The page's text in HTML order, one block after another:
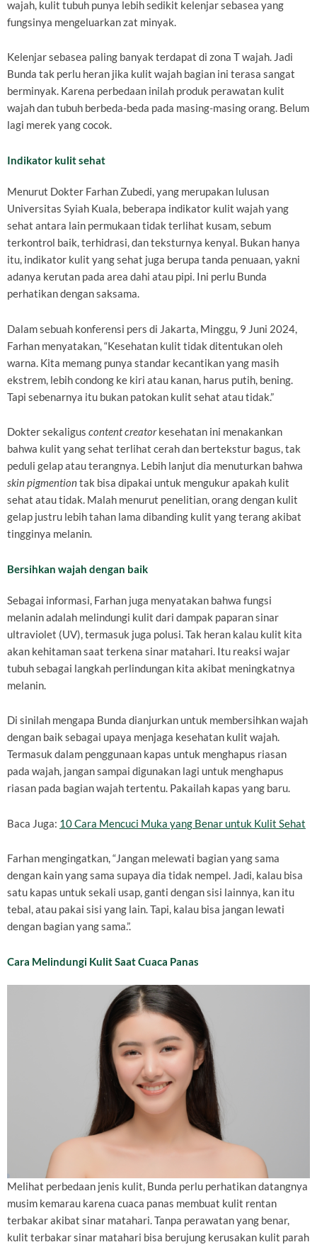
wajah, kulit tubuh punya lebih sedikit kelenjar sebasea yang
fungsinya mengeluarkan zat minyak.
Kelenjar sebasea paling banyak terdapat di zona T wajah. Jadi
Bunda tak perlu heran jika kulit wajah bagian ini terasa sangat
berminyak. Karena perbedaan inilah produk perawatan kulit
wajah dan tubuh berbeda-beda pada masing-masing orang. Belum
lagi merek yang cocok.
Indikator kulit sehat
Menurut Dokter Farhan Zubedi, yang merupakan lulusan
Universitas Syiah Kuala, beberapa indikator kulit wajah yang
sehat antara lain permukaan tidak terlihat kusam, sebum
terkontrol baik, terhidrasi, dan teksturnya kenyal. Bukan hanya
itu, indikator kulit yang sehat juga berupa tanda penuaan, yakni
adanya kerutan pada area dahi atau pipi. Ini perlu Bunda
perhatikan dengan saksama.
Dalam sebuah konferensi pers di Jakarta, Minggu, 9 Juni 2024,
Farhan menyatakan, “Kesehatan kulit tidak ditentukan oleh
warna. Kita memang punya standar kecantikan yang masih
ekstrem, lebih condong ke kiri atau kanan, harus putih, bening.
Tapi sebenarnya itu bukan patokan kulit sehat atau tidak.”
Dokter sekaligus content creatorkesehatan ini menakankan
bahwa kulit yang sehat terlihat cerah dan bertekstur bagus, tak
peduli gelap atau terangnya. Lebih lanjut dia menuturkan bahwa
skin pigmentiontak bisa dipakai untuk mengukur apakah kulit
sehat atau tidak. Malah menurut penelitian, orang dengan kulit
gelap justru lebih tahan lama dibanding kulit yang terang akibat
tingginya melanin.
Bersihkan wajah dengan baik
Sebagai informasi, Farhan juga menyatakan bahwa fungsi
melanin adalah melindungi kulit dari dampak paparan sinar
ultraviolet (UV), termasuk juga polusi. Tak heran kalau kulit kita
akan kehitaman saat terkena sinar matahari. Itu reaksi wajar
tubuh sebagai langkah perlindungan kita akibat meningkatnya
melanin.
Di sinilah mengapa Bunda dianjurkan untuk membersihkan wajah
dengan baik sebagai upaya menjaga kesehatan kulit wajah.
Termasuk dalam penggunaan kapas untuk menghapus riasan
pada wajah, jangan sampai digunakan lagi untuk menghapus
riasan pada bagian wajah tertentu. Pakailah kapas yang baru.
Baca Juga: 10 Cara Mencuci Muka yang Benar untuk Kulit Sehat
Farhan mengingatkan, “Jangan melewati bagian yang sama
dengan kain yang sama supaya dia tidak nempel. Jadi, kalau bisa
satu kapas untuk sekali usap, ganti dengan sisi lainnya, kan itu
tebal, atau pakai sisi yang lain. Tapi, kalau bisa jangan lewati
dengan bagian yang sama.”.
Cara Melindungi Kulit Saat Cuaca Panas
Melihat perbedaan jenis kulit, Bunda perlu perhatikan datangnya
musim kemarau karena cuaca panas membuat kulit rentan
terbakar akibat sinar matahari. Tanpa perawatan yang benar,
kulit terbakar sinar matahari bisa berujung kerusakan kulit parah